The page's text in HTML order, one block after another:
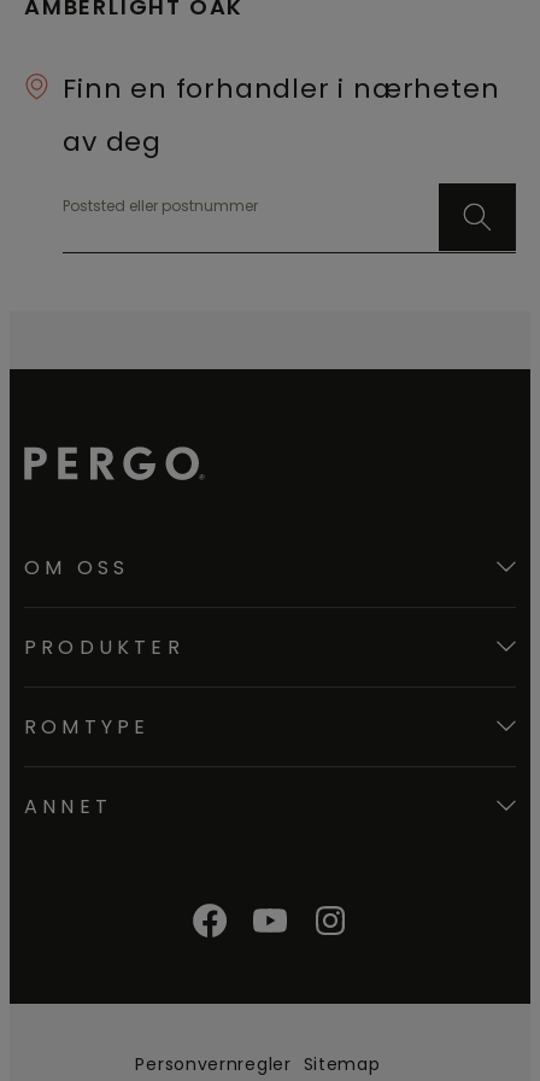
AMBERLIGHT OAK
Finn en forhandler i nærheten
av deg
Poststed eller postnummer
OM OSS
PRODUKTER
ROMTYPE
ANNET
Personvernregler Sitemap